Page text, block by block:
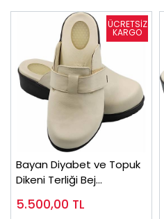
Bayan Diyabet ve Topuk
Dikeni Terliği Bej
5.500,00 TL